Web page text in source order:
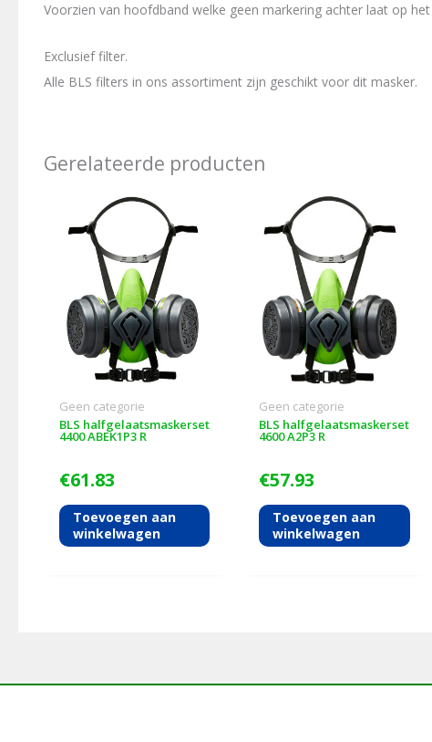
Voorzien van hoofdband welke geen markering achter laat op
Exclusief filter.
Alle BLS filters in ons assortiment zijn geschikt voor dit masker.
Gerelateerde producten
Geen categorie
BLS halfgelaatsmaskerset
4400 ABEK1P3 R
€61.83
Toevoegen aan
winkelwagen
Geen categorie
BLS halfgelaatsmaskerset
4600 A2P3 R
€57.93
Toevoegen aan
winkelwagen